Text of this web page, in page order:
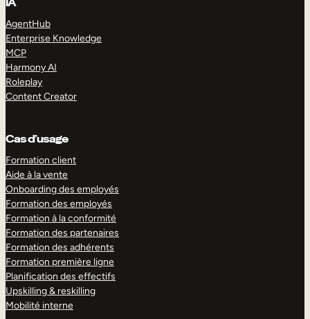
IA
AgentHub
Enterprise Knowledge
MCP
Harmony AI
Roleplay
Content Creator
Cas d’usage
Formation client
Aide à la vente
Onboarding des employés
Formation des employés
Formation à la conformité
Formation des partenaires
Formation des adhérents
Formation première ligne
Planification des effectifs
Upskilling & reskilling
Mobilité interne